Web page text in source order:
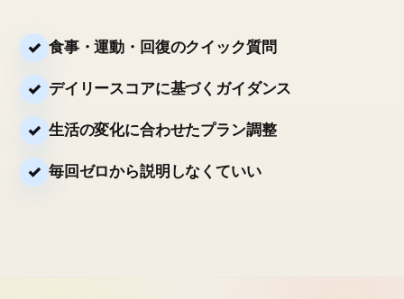
食事・運動・回復のクイック質問
デイリースコアに基づくガイダンス
生活の変化に合わせたプラン調整
毎回ゼロから説明しなくていい